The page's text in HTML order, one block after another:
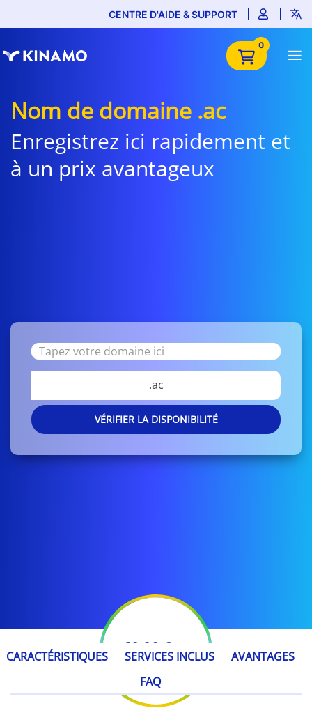
CENTRE D'AIDE & SUPPORT
0
Nom de domaine .ac
Enregistrez ici rapidement et
à un prix avantageux
.ac
VÉRIFIER LA DISPONIBILITÉ
69,99 € / an
CARACTÉRISTIQUES SERVICES INCLUS
AVANTAGES
FAQ